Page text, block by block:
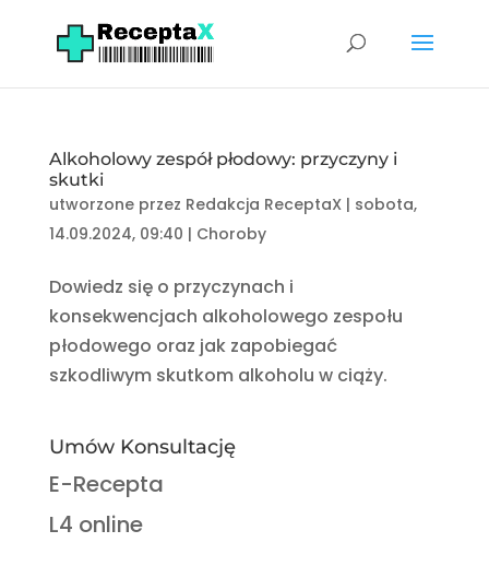
Alkoholowy zespół płodowy: przyczyny i
skutki
utworzone przez Redakcja ReceptaX| sobota,
14.09.2024, 09:40 | Choroby
Dowiedz się o przyczynach i
konsekwencjach alkoholowego zespołu
płodowego oraz jak zapobiegać
szkodliwym skutkom alkoholu w ciąży.
Umów Konsultację
E-Recepta
L4 online